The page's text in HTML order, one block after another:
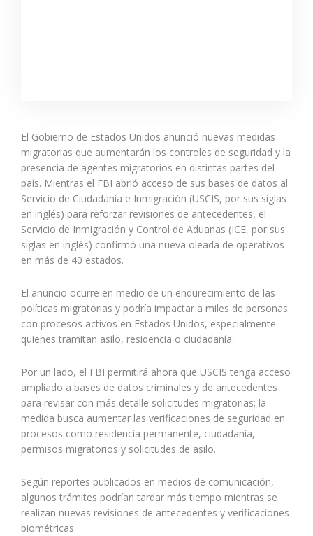
El Gobierno de Estados Unidos anunció nuevas medidas
migratorias que aumentarán los controles de seguridad y la
presencia de agentes migratorios en distintas partes del
país. Mientras el FBI abrió acceso de sus bases de datos al
Servicio de Ciudadanía e Inmigración (USCIS, por sus siglas
en inglés) para reforzar revisiones de antecedentes, el
Servicio de Inmigración y Control de Aduanas (ICE, por sus
siglas en inglés) confirmó una nueva oleada de operativos
en más de 40 estados.
El anuncio ocurre en medio de un endurecimiento de las
políticas migratorias y podría impactar a miles de personas
con procesos activos en Estados Unidos, especialmente
quienes tramitan asilo, residencia o ciudadanía.
Por un lado, el FBI permitirá ahora que USCIS tenga acceso
ampliado a bases de datos criminales y de antecedentes
para revisar con más detalle solicitudes migratorias; la
medida busca aumentar las verificaciones de seguridad en
procesos como residencia permanente, ciudadanía,
permisos migratorios y solicitudes de asilo.
Según reportes publicados en medios de comunicación,
algunos trámites podrían tardar más tiempo mientras se
realizan nuevas revisiones de antecedentes y verificaciones
biométricas.